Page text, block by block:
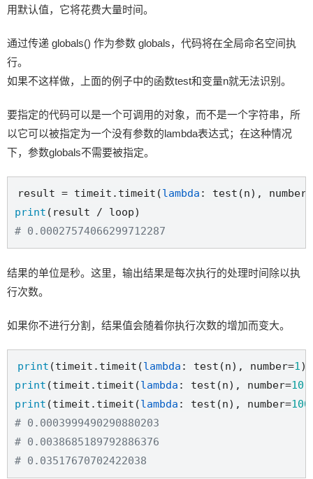
用默认值，它将花费大量时间。
通过传递 globals() 作为参数 globals，代码将在全局命名空间执
行。
如果不这样做，上面的例子中的函数test和变量n就无法识别。
要指定的代码可以是一个可调用的对象，而不是一个字符串，所
以它可以被指定为一个没有参数的lambda表达式；在这种情况
下，参数globals不需要被指定。
result = timeit.timeit(lambda
print
# 0.00027574066299712287
结果的单位是秒。这里，输出结果是每次执行的处理时间除以执
行次数。
如果你不进行分割，结果值会随着你执行次数的增加而变大。
print (timeit.timeit(lambda : test(n), number=1
print (timeit.timeit(lambda : test(n), number=10
print (timeit.timeit(lambda : test(n), number=100
# 0.0003999490290880203
# 0.0038685189792886376
# 0.03517670702422038